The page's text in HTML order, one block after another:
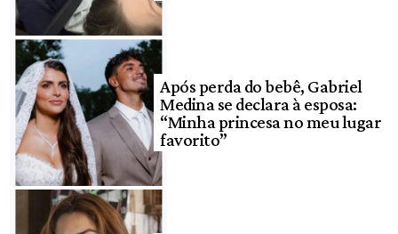
Após perda do bebê, Gabriel
Medina se declara à esposa:
“Minha princesa no meu lugar
favorito”